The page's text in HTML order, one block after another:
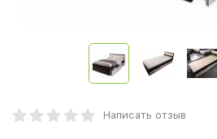
Написать отзыв